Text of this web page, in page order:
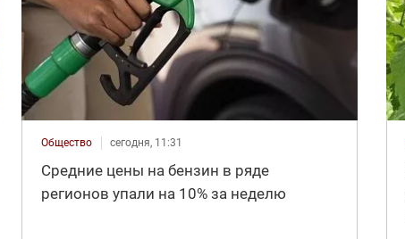
Общество сегодня, 11:31
Средние цены на бензин в ряде
регионов упали на 10% за неделю